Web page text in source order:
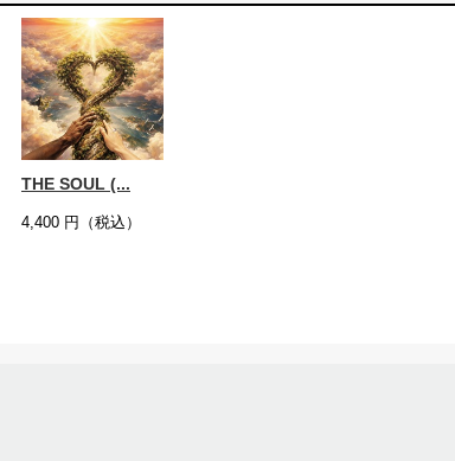
THE SOUL (...
4,400 円（税込）